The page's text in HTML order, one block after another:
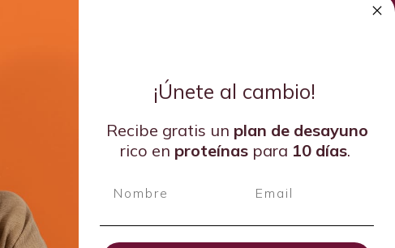
¡Únete al cambio!
Recibe gratis un plan de desayuno
rico en proteínaspara 10 días.